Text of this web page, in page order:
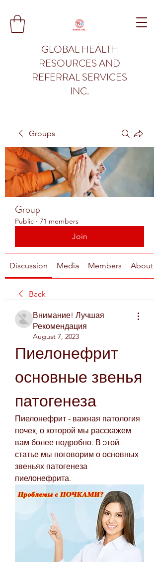
GLOBAL HEALTH
RESOURCES AND
REFERRAL SERVICES
INC.
Groups
Group
Public · 71 members
Join
Discussion Media Members About
Back
Внимание! Лучшая
Рекомендация
August 7, 2023
Пиелонефрит
основные звенья
патогенеза
Пиелонефрит - важная патология
почек, о которой мы расскажем
вам более подробно. В этой
статье мы поговорим о основных
звеньях патогенеза
пиелонефрита.